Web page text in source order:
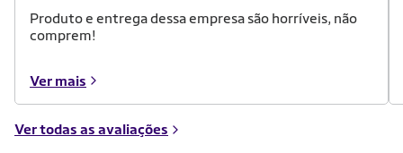
Produto e entrega dessa empresa são horríveis, não
comprem!
Ver mais
Ver todas as avaliações